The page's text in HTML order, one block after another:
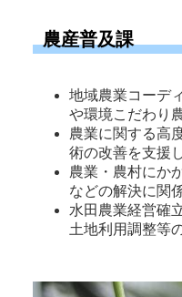
農産普及課
地域農業コーデ
や環境こだわり
農業に関する高
術の改善を支援
農業・農村にか
などの解決に関
水田農業経営確
土地利用調整等